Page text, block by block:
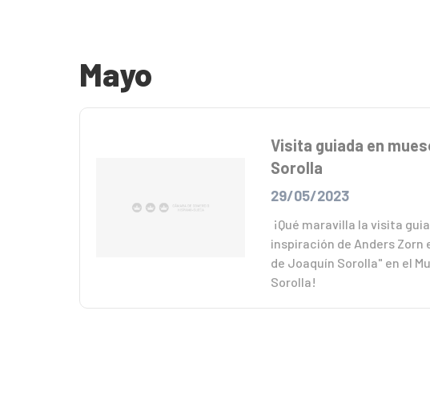
Mayo
Visita guiada en
Sorolla
29/05/2023
¡Qué maravilla la visita
inspiración de Anders Zorn
de Joaquín Sorolla" en el
Sorolla!